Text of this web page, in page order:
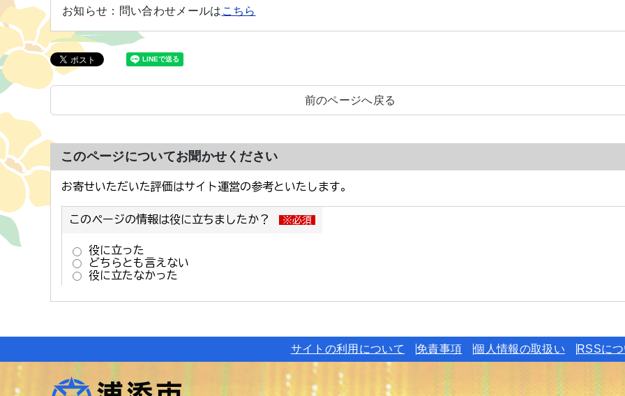
お知らせ： 問い合わせメールは こちら
前のページへ戻る
このページについてお聞かせください
サイトの利用について 免責事項 個人情報の取扱い RSSに